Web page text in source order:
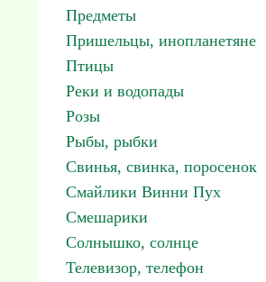
Предметы
Пришельцы, инопланетяне
Птицы
Реки и водопады
Розы
Рыбы, рыбки
Свинья, свинка, поросенок
Смайлики Винни Пух
Смешарики
Солнышко, солнце
Телевизор, телефон